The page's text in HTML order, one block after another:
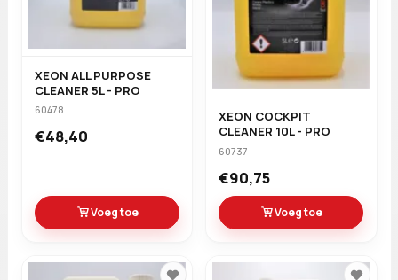
XEON ALL PURPOSE
CLEANER 5L - PRO
60478
€48,40
Voeg toe
XEON COCKPIT
CLEANER 10L - PRO
60737
€90,75
Voeg toe